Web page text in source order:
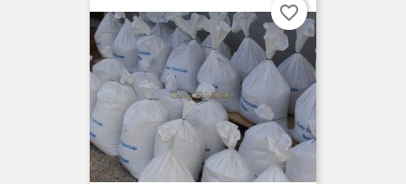
favorite_border